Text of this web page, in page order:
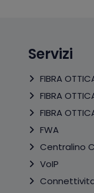
Servizi
FIBRA
FIBRA
FIBRA
FWA
Centralino
VoIP